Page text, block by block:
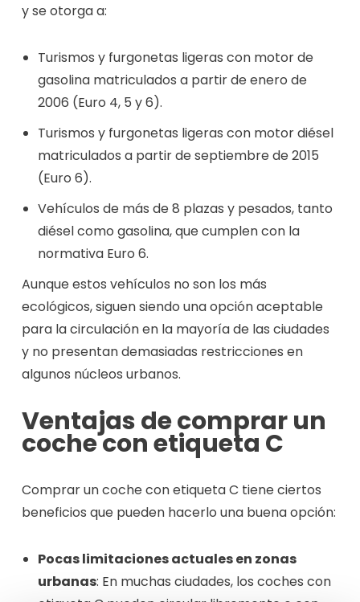
y se otorga a:
Turismos y furgonetas ligeras con motor de
gasolina matriculados a partir de enero de
2006 (Euro 4, 5 y 6).
Turismos y furgonetas ligeras con motor diésel
matriculados a partir de septiembre de 2015
(Euro 6).
Vehículos de más de 8 plazas y pesados, tanto
diésel como gasolina, que cumplen con la
normativa Euro 6.
Aunque estos vehículos no son los más
ecológicos, siguen siendo una opción aceptable
para la circulación en la mayoría de las ciudades
y no presentan demasiadas restricciones en
algunos núcleos urbanos.
Ventajas de comprar un
coche con etiqueta C
Comprar un coche con etiqueta C tiene ciertos
beneficios que pueden hacerlo una buena opción:
Pocas limitaciones actuales en zonas
urbanas: En muchas ciudades, los coches con